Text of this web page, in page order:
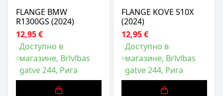
FLANGE BMW
R1300GS (2024)
12,95 €
Доступно в
магазине, Brīvības
gatve 244, Рига
FLANGE KOVE 510X
(2024)
12,95 €
Доступно в
магазине, Brīvības
gatve 244, Рига